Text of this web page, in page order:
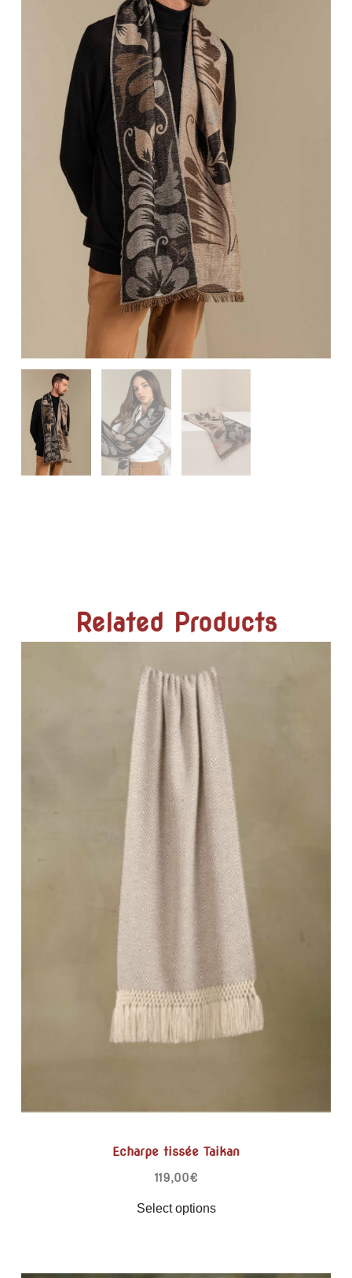
Related Products
Echarpe tissée Taikan
119,00€
Select options